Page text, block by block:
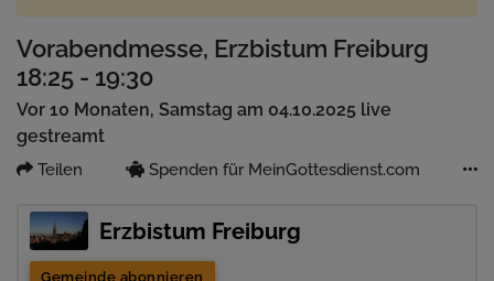
Vorabendmesse, Erzbistum Freiburg
18:25 - 19:30
Vor 10 Monaten, Samstag am 04.10.2025 live
gestreamt
Teilen Spenden für MeinGottesdienst.com
Erzbistum Freiburg
Gemeinde abonnieren